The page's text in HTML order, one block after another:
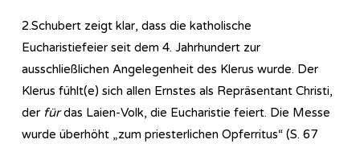
2.Schubert zeigt klar, dass die katholische
Eucharistiefeier seit dem 4. Jahrhundert zur
ausschließlichen Angelegenheit des Klerus wurde. Der
Klerus fühlt(e) sich allen Ernstes als Repräsentant Christi,
der fürdas Laien-Volk, die Eucharistie feiert. Die Messe
wurde überhöht „zum priesterlichen Opferritus“ (S. 67